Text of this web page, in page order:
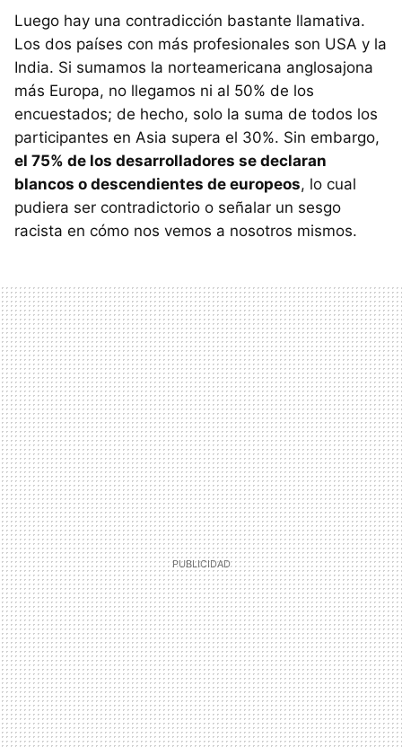
Luego hay una contradicción bastante llamativa.
Los dos países con más profesionales son USA y la
India. Si sumamos la norteamericana anglosajona
más Europa, no llegamos ni al 50% de los
encuestados; de hecho, solo la suma de todos los
participantes en Asia supera el 30%. Sin embargo,
el 75% de los desarrolladores se declaran
blancos o descendientes de europeos, lo cual
pudiera ser contradictorio o señalar un sesgo
racista en cómo nos vemos a nosotros mismos.